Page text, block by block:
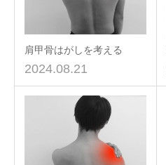
肩甲骨はがしを考える
2024.08.21